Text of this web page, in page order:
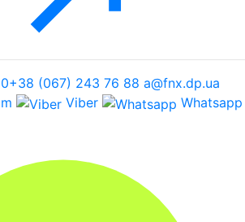
+38 (067) 243 76 88 a@fnx.dp.ua
Viber Whatsapp